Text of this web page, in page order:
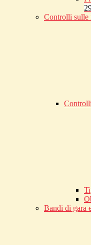
Controlli sulle
Bandi di gara